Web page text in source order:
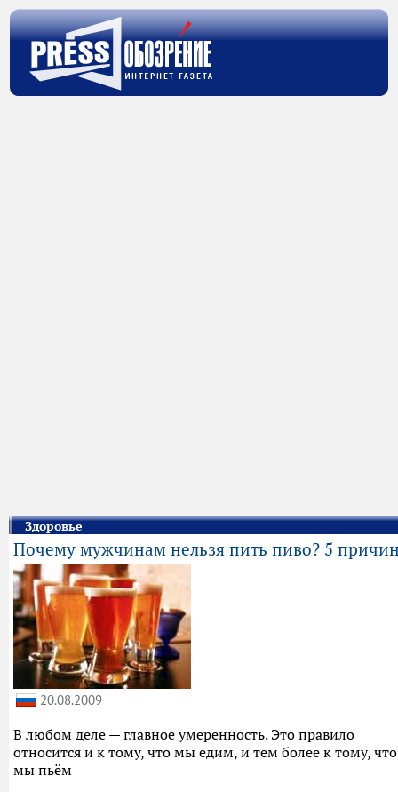
Здоровье
Почему мужчинам нельзя пить пиво? 5
20.08.2009
В любом деле — главное умеренность. Это правило
относится и к тому, что мы едим, и тем более к тому, что
мы пьём